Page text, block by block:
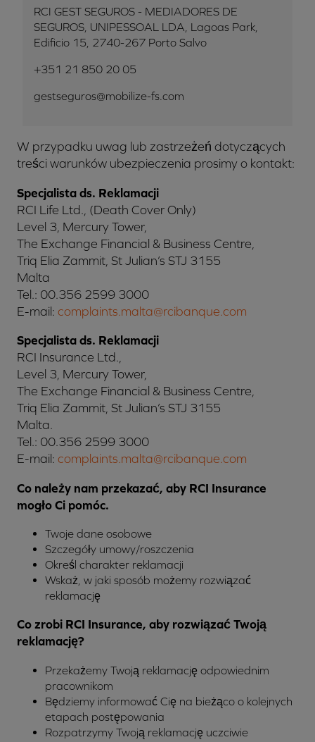
RCI GEST SEGUROS - MEDIADORES DE
SEGUROS, UNIPESSOAL LDA, Lagoas Park,
Edificio 15, 2740-267 Porto Salvo
+351 21 850 20 05
gestseguros@mobilize-fs.com
W przypadku uwag lub zastrzeżeń dotyczących
treści warunków ubezpieczenia prosimy o kontakt:
Specjalista ds. Reklamacji
RCI Life Ltd., (Death Cover Only)
Level 3, Mercury Tower,
The Exchange Financial & Business Centre,
Triq Elia Zammit, St Julian’s STJ 3155
Malta
Tel.: 00.356 2599 3000
E-mail: complaints.malta@rcibanque.com
Specjalista ds. Reklamacji
RCI Insurance Ltd.,
Level 3, Mercury Tower,
The Exchange Financial & Business Centre,
Triq Elia Zammit, St Julian’s STJ 3155
Malta.
Tel.: 00.356 2599 3000
E-mail: complaints.malta@rcibanque.com
Co należy nam przekazać, aby RCI Insurance
mogło Ci pomóc.
Twoje dane osobowe
Szczegóły umowy/roszczenia
Określ charakter reklamacji
Wskaż, w jaki sposób możemy rozwiązać
reklamację
Co zrobi RCI Insurance, aby rozwiązać Twoją
reklamację?
Przekażemy Twoją reklamację odpowiednim
pracownikom
Będziemy informować Cię na bieżąco o kolejnych
etapach postępowania
Rozpatrzymy Twoją reklamację uczciwie